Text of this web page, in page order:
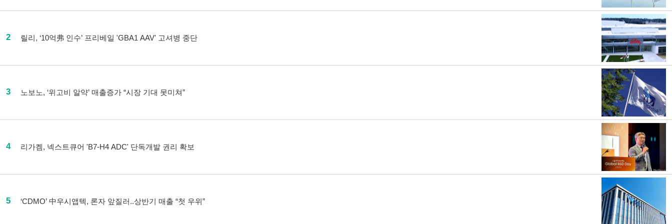
2 릴리, ‘10억弗 인수’ 프리베일 'GBA1 AAV' 고셔병 중단
3 노보노, ‘위고비 알약’ 매출증가 “시장 기대 못미쳐”
4 리가켐, 넥스트큐어 'B7-H4 ADC' 단독개발 권리 확보
5 ‘CDMO’ 中우시앱텍, 론자 앞질러..상반기 매출 “첫 우위”